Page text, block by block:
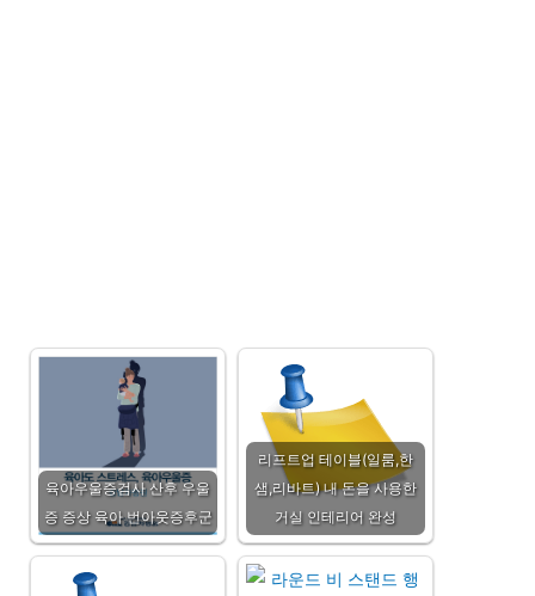
육아우울증검사 산후 우울
증 증상 육아 번아웃증후군
리프트업 테이블(일룸,한
샘,리바트) 내 돈을 사용한
거실 인테리어 완성